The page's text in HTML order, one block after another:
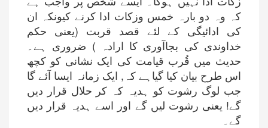
کہ وہ دو بارہ خمس وزکات ادا کرنے کیونکہ ان
کی ادائیگی کے لئے قصد قربت (یعنی حکم
خداوندی کی بجاآوری کا ارادہ ) ضروری ہے۔
حدیث میں قُرب قیامت کی ایک نشانی کو کچھ
اس طرح بیان کیا گیاہے کہ, ایک زمانہ ایسا آئے گا
جب لوگ رشوت کو ہدیہ کہ کر حلال قرار دیں
گے! یعنی رشوت لیں گے اور اسے ہدیہ قرار دیں
گے۔